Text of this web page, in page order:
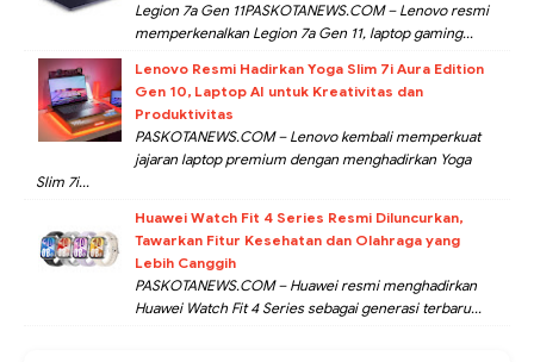
Legion 7a Gen 11PASKOTANEWS.COM – Lenovo resmi
memperkenalkan Legion 7a Gen 11, laptop gaming...
Lenovo Resmi Hadirkan Yoga Slim 7i Aura Edition
Gen 10, Laptop AI untuk Kreativitas dan
Produktivitas
PASKOTANEWS.COM – Lenovo kembali memperkuat
jajaran laptop premium dengan menghadirkan Yoga
Slim 7i...
Huawei Watch Fit 4 Series Resmi Diluncurkan,
Tawarkan Fitur Kesehatan dan Olahraga yang
Lebih Canggih
PASKOTANEWS.COM – Huawei resmi menghadirkan
Huawei Watch Fit 4 Series sebagai generasi terbaru...